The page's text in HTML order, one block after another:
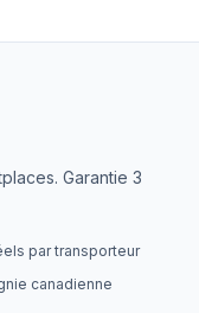
Garantie 3
par transporteur
canadienne